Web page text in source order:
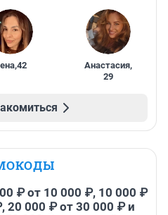
,42 Анастасия,
29
₽ от 10 000 ₽, 10 000 ₽
20 000 ₽ от 30 000 ₽ и